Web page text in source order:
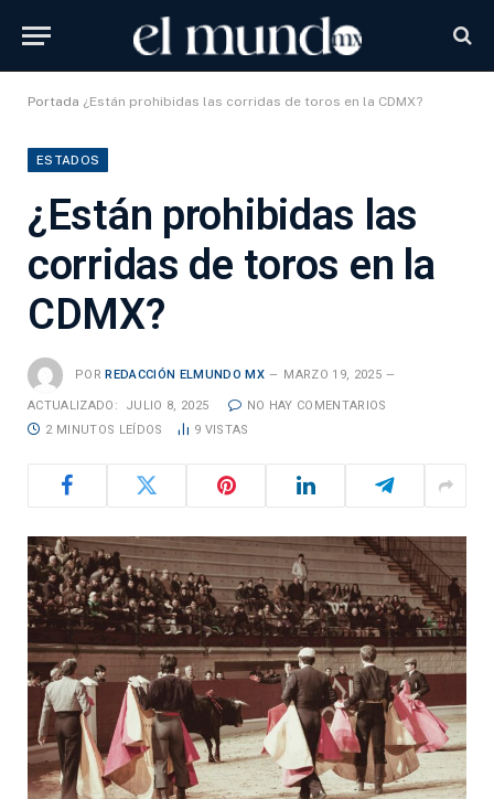
Portada ¿Están prohibidas las corridas de toros en la CDMX?
ESTADOS
¿Están prohibidas las
corridas de toros en la
CDMX?
POR REDACCIÓN ELMUNDO MX MARZO 19, 2025
ACTUALIZADO: JULIO 8, 2025
NO HAY COMENTARIOS
2 MINUTOS LEÍDOS
9 VISTAS